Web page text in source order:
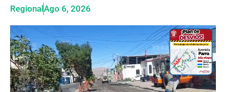
Regional Ago 6, 2026